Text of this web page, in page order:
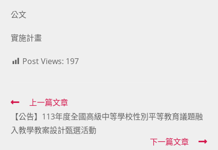
公文
實施計畫
Post Views: 197
Read
more
articles
上一篇文章
【公告】113年度全國高級中等學校性別平等教育議題融
入教學教案設計甄選活動
下一篇文章